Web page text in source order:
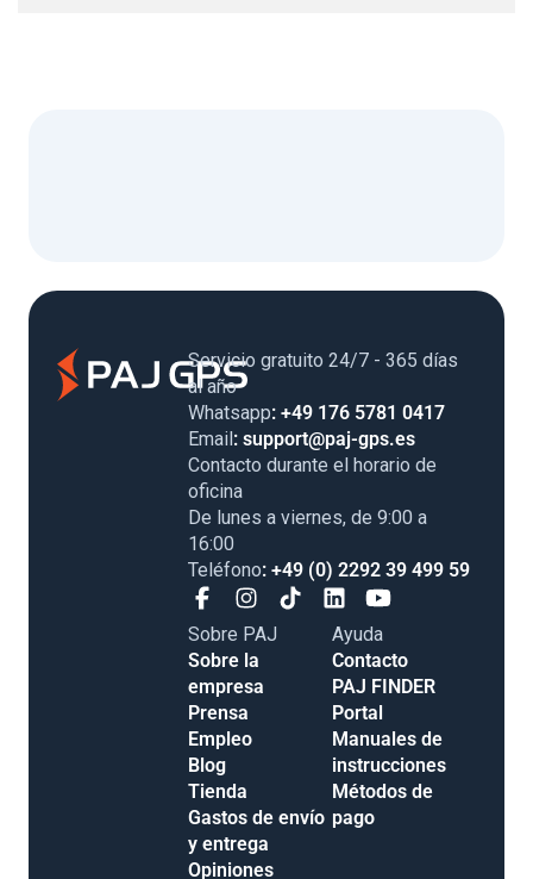
Servicio gratuito 24/7 - 365 días
al año
Whatsapp: +49 176 5781 0417
Email: support@paj-gps.es
Contacto durante el horario de
oficina
De lunes a viernes, de 9:00 a
16:00
Teléfono: +49 (0) 2292 39 499 59
Sobre PAJ
Sobre la
empresa
Prensa
Empleo
Blog
Tienda
Gastos de envío
y entrega
Opiniones
Ayuda
Contacto
PAJ FINDER
Portal
Manuales de
instrucciones
Métodos de
pago